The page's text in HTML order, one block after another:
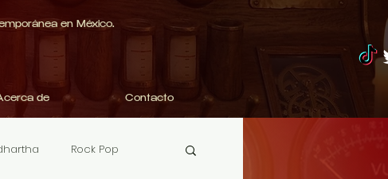
en México.
de Contacto
Rock Pop